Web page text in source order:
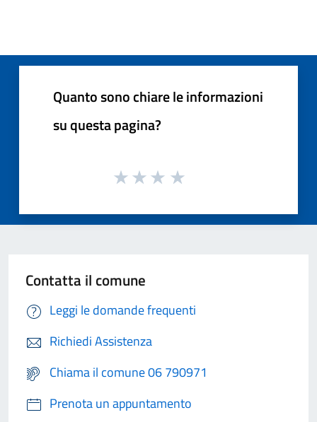
Quanto sono chiare le informazioni
su questa pagina?
Contatta il comune
Leggi le domande frequenti
Richiedi Assistenza
Chiama il comune 06 790971
Prenota un appuntamento